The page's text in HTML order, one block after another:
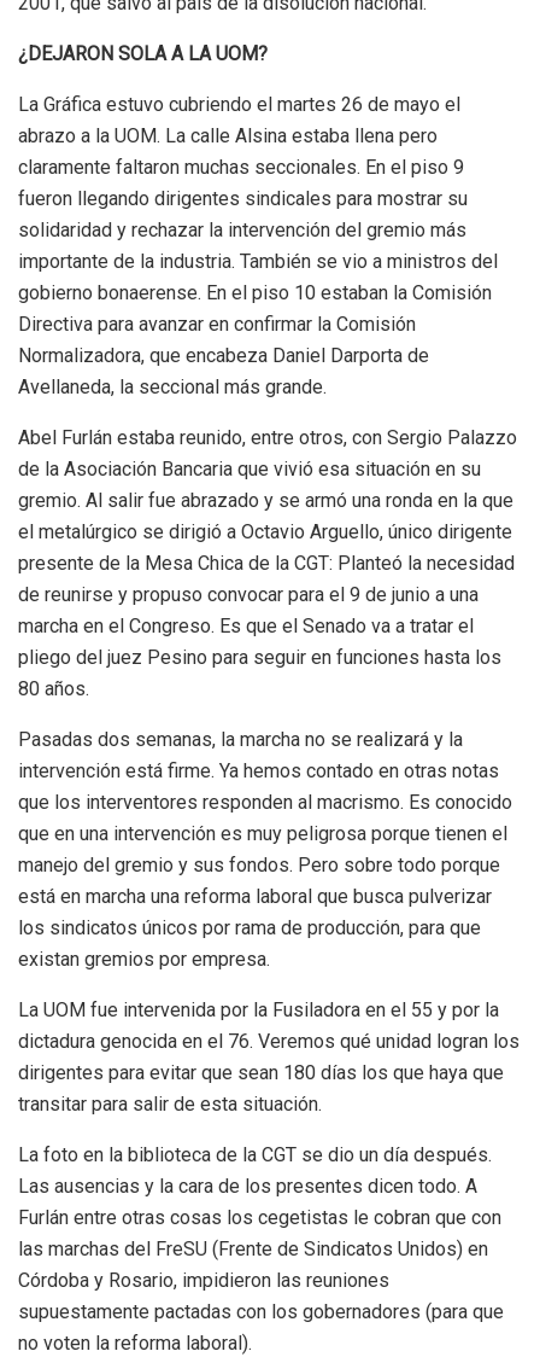
¿DEJARON SOLA A LA UOM?
La Gráfica estuvo cubriendo el martes 26 de mayo el
abrazo a la UOM. La calle Alsina estaba llena pero
claramente faltaron muchas seccionales. En el piso 9
fueron llegando dirigentes sindicales para mostrar su
solidaridad y rechazar la intervención del gremio más
importante de la industria. También se vio a ministros del
gobierno bonaerense. En el piso 10 estaban la Comisión
Directiva para avanzar en confirmar la Comisión
Normalizadora, que encabeza Daniel Darporta de
Avellaneda, la seccional más grande.
Abel Furlán estaba reunido, entre otros, con Sergio Palazzo
de la Asociación Bancaria que vivió esa situación en su
gremio. Al salir fue abrazado y se armó una ronda en la que
el metalúrgico se dirigió a Octavio Arguello, único dirigente
presente de la Mesa Chica de la CGT: Planteó la necesidad
de reunirse y propuso convocar para el 9 de junio a una
marcha en el Congreso. Es que el Senado va a tratar el
pliego del juez Pesino para seguir en funciones hasta los
80 años.
Pasadas dos semanas, la marcha no se realizará y la
intervención está firme. Ya hemos contado en otras notas
que los interventores responden al macrismo. Es conocido
que en una intervención es muy peligrosa porque tienen el
manejo del gremio y sus fondos. Pero sobre todo porque
está en marcha una reforma laboral que busca pulverizar
los sindicatos únicos por rama de producción, para que
existan gremios por empresa.
La UOM fue intervenida por la Fusiladora en el 55 y por la
dictadura genocida en el 76. Veremos qué unidad logran los
dirigentes para evitar que sean 180 días los que haya que
transitar para salir de esta situación.
La foto en la biblioteca de la CGT se dio un día después.
Las ausencias y la cara de los presentes dicen todo. A
Furlán entre otras cosas los cegetistas le cobran que con
las marchas del FreSU (Frente de Sindicatos Unidos) en
Córdoba y Rosario, impidieron las reuniones
supuestamente pactadas con los gobernadores (para que
no voten la reforma laboral).